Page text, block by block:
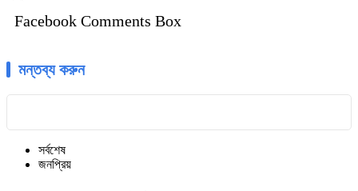
Facebook Comments Box
মন্তব্য করুন
সর্বশেষ
জনপ্রিয়